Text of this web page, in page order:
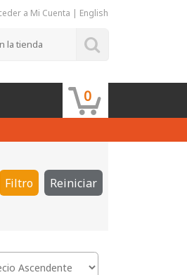
a Mi Cuenta | English
0
Filtro Reiniciar